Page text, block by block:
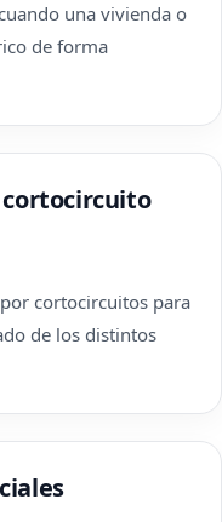
una vivienda o
de forma
cortocircuitos para
de los distintos